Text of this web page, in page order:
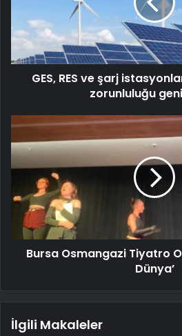
GES, RES ve şarj
zorunluluğu
Bursa Osmangazi Tiyatro
Dünya’
İlgili Makaleler